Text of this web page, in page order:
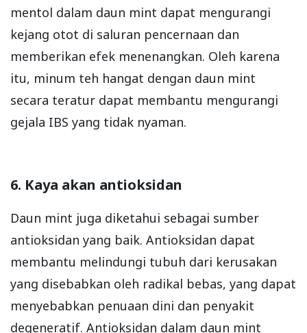
mentol dalam daun mint dapat mengurangi
kejang otot di saluran pencernaan dan
memberikan efek menenangkan. Oleh karena
itu, minum teh hangat dengan daun mint
secara teratur dapat membantu mengurangi
gejala IBS yang tidak nyaman.
6. Kaya akan antioksidan
Daun mint juga diketahui sebagai sumber
antioksidan yang baik. Antioksidan dapat
membantu melindungi tubuh dari kerusakan
yang disebabkan oleh radikal bebas, yang dapat
menyebabkan penuaan dini dan penyakit
degeneratif. Antioksidan dalam daun mint